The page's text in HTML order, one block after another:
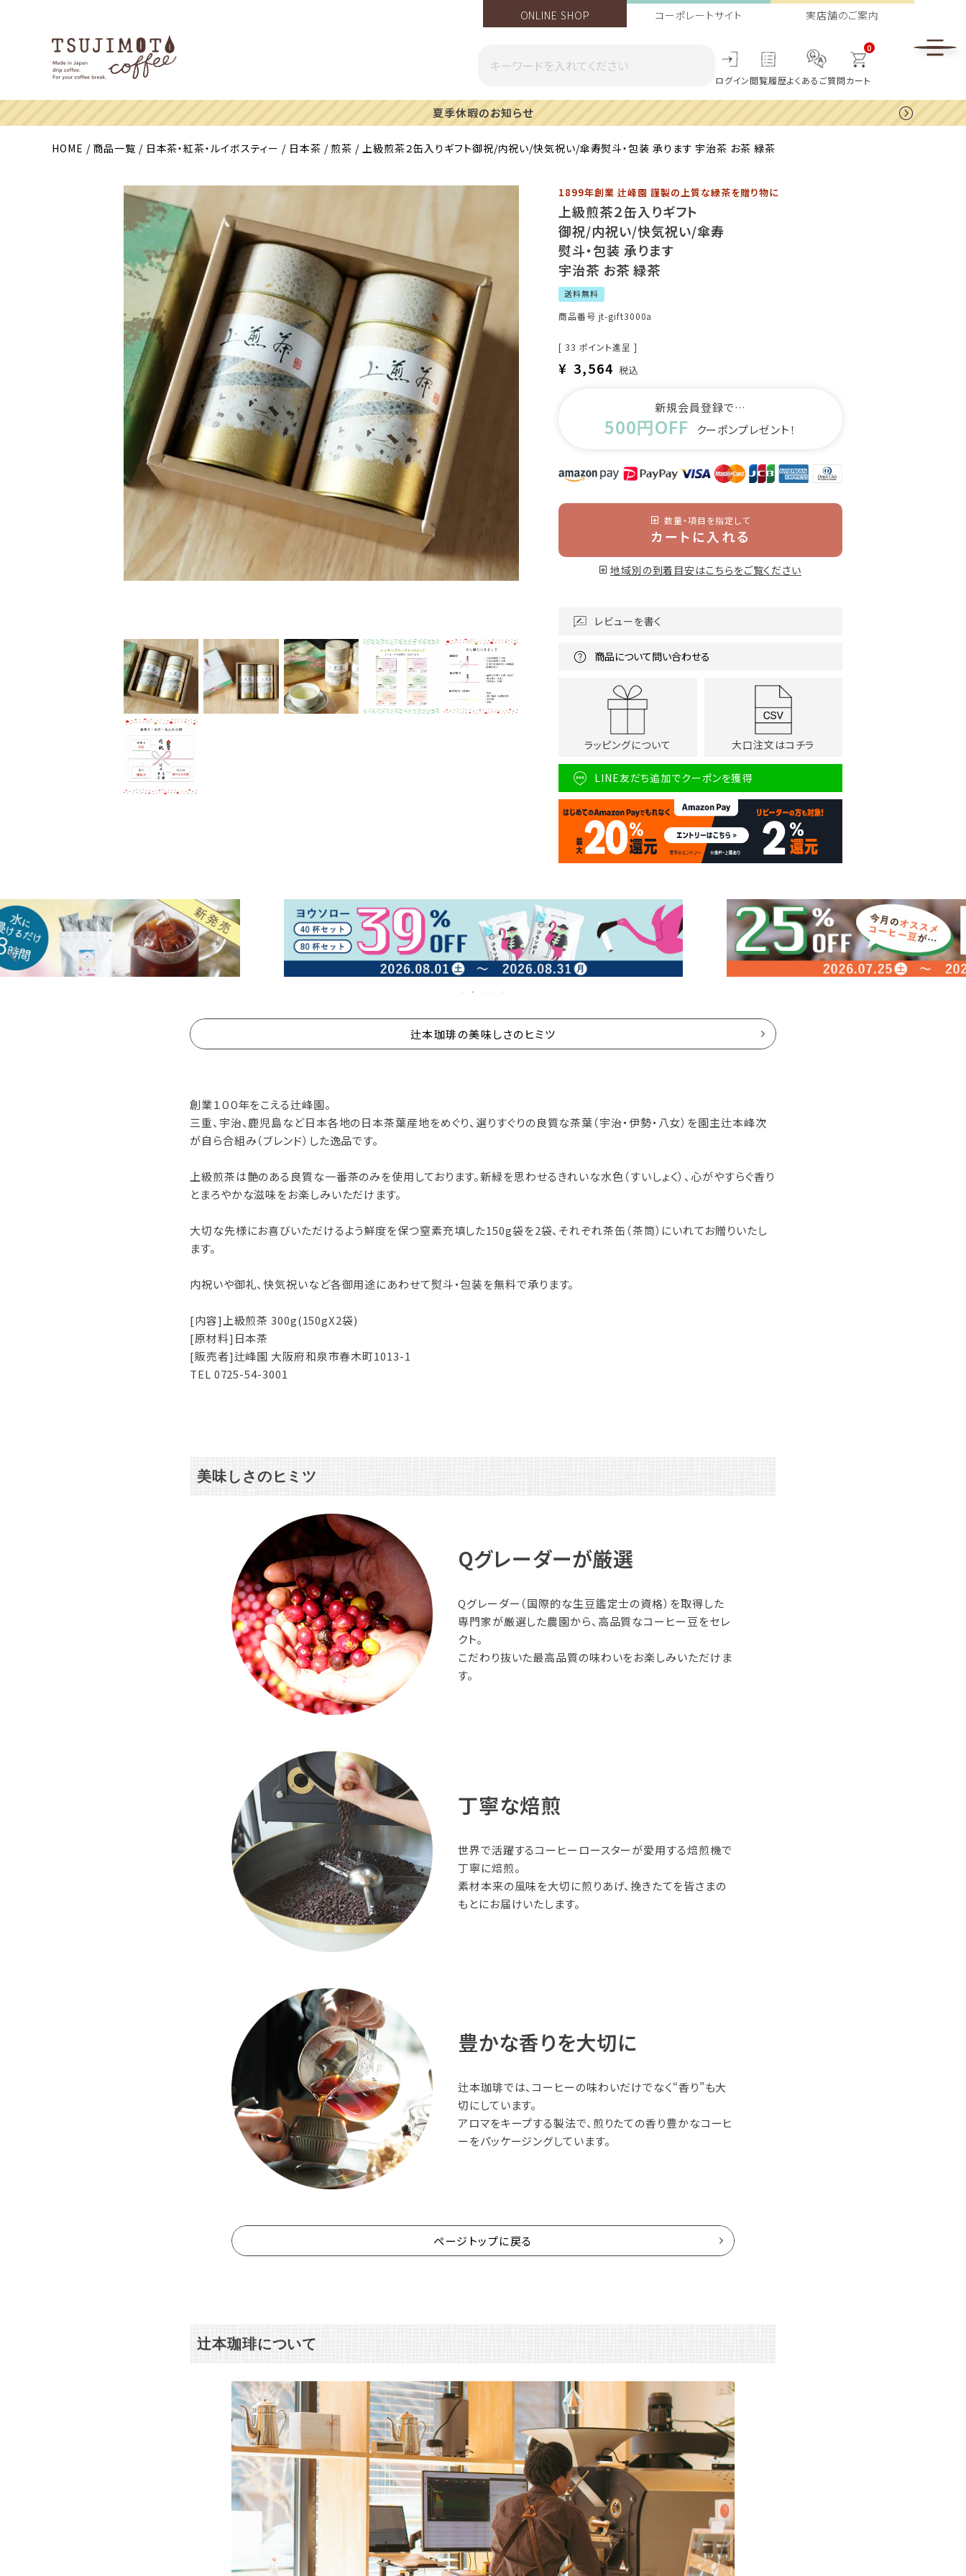
ONLINE SHOP コーポレートサイト 実店舗のご案内
ログイン閲覧履歴よくあるご質問
0
カート
一部地域への配送遅延のご案内
HOME 商品一覧 日本茶・紅茶・ルイボスティー 日本茶 煎茶 上級煎茶２缶入りギフト御祝/内祝い/快気祝い/傘寿熨斗・包装 承ります 宇治茶 お茶 緑茶
1899年創業 辻峰園 謹製の上質な緑茶を贈り物に
上級煎茶２缶入りギフト
御祝/内祝い/快気祝い/傘寿
熨斗・包装 承ります
宇治茶 お茶 緑茶
送料無料
商品番号 jt-gift3000a
[ 33 ポイント進呈 ]
¥ 3,564 税込
新規会員登録で…
500円OFF クーポンプレゼント！
数量・項目を指定して
カートに入れる
地域別の到着目安はこちらをご覧ください
レビューを書く
商品について問い合わせる
ラッピングについて 大口注文はコチラ
LINE友だち追加でクーポンを獲得
辻本珈琲の美味しさのヒミツ
創業１００年をこえる辻峰園。
三重、宇治、鹿児島など日本各地の日本茶葉産地をめぐり、選りすぐりの良質な茶葉（宇治・伊勢・八女）を園主辻本峰次
が自ら合組み（ブレンド）した逸品です。
上級煎茶は艶のある良質な一番茶のみを使用しております。新緑を思わせるきれいな水色（すいしょく）、心がやすらぐ香り
とまろやかな滋味をお楽しみいただけます。
大切な先様にお喜びいただけるよう鮮度を保つ窒素充填した150g袋を2袋、それぞれ茶缶（茶筒）にいれてお贈りいたし
ます。
内祝いや御礼、快気祝いなど各御用途にあわせて熨斗・包装を無料で承ります。
[内容]上級煎茶 300g(150gX2袋)
[原材料]日本茶
[販売者]辻峰園 大阪府和泉市春木町1013-1
TEL 0725-54-3001
美味しさのヒミツ
Qグレーダーが厳選
Qグレーダー（国際的な生豆鑑定士の資格）を取得した
専門家が厳選した農園から、高品質なコーヒー豆をセレ
クト。
こだわり抜いた最高品質の味わいをお楽しみいただけま
す。
丁寧な焙煎
世界で活躍するコーヒーロースターが愛用する焙煎機で
丁寧に焙煎。
素材本来の風味を大切に煎りあげ、挽きたてを皆さまの
もとにお届けいたします。
豊かな香りを大切に
辻本珈琲では、コーヒーの味わいだけでなく“香り”も大
切にしています。
アロマをキープする製法で、煎りたての香り豊かなコーヒ
ーをパッケージングしています。
ページトップに戻る
辻本珈琲について